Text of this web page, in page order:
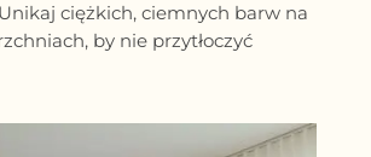
ciężkich, ciemnych barw na
by nie przytłoczyć